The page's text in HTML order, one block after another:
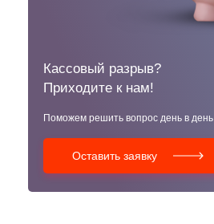
Кассовый разрыв?
Приходите к нам!
Поможем решить вопрос день в день
Оставить заявку